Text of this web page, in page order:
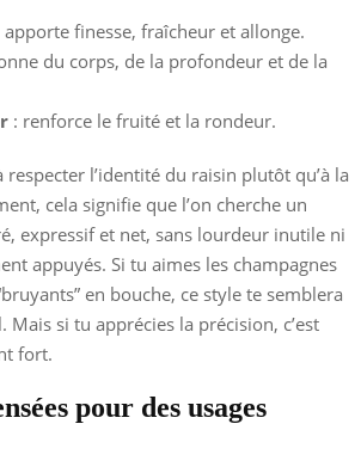
apporte finesse, fraîcheur et allonge.
du corps, de la profondeur et de la
: renforce le fruité et la rondeur.
l’identité du raisin plutôt qu’à la
cela signifie que l’on cherche un
expressif et net, sans lourdeur inutile ni
appuyés. Si tu aimes les champagnes
en bouche, ce style te semblera
si tu apprécies la précision, c’est
fort.
pour des usages